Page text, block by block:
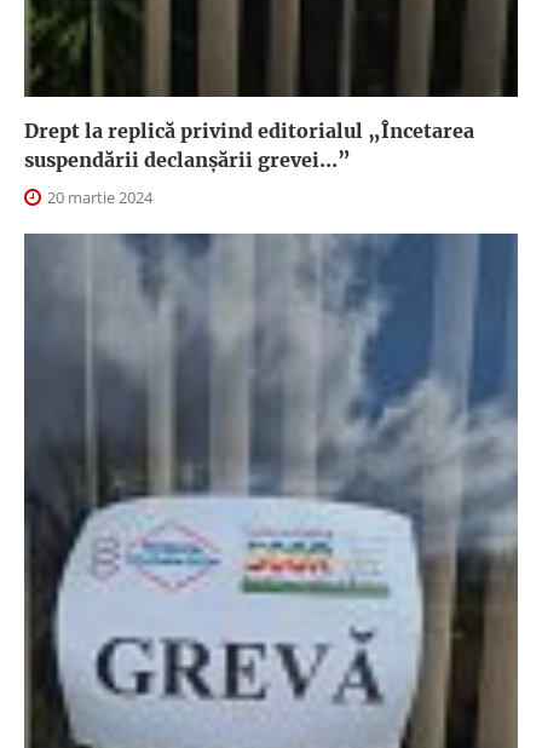
Drept la replică privind editorialul „Încetarea
suspendării declanşării grevei...”
20 martie 2024